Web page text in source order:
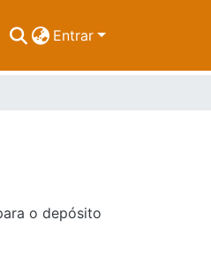
Entrar
o depósito